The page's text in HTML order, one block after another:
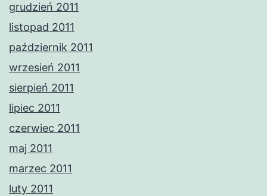
grudzień 2011
listopad 2011
październik 2011
wrzesień 2011
sierpień 2011
lipiec 2011
czerwiec 2011
maj 2011
marzec 2011
luty 2011